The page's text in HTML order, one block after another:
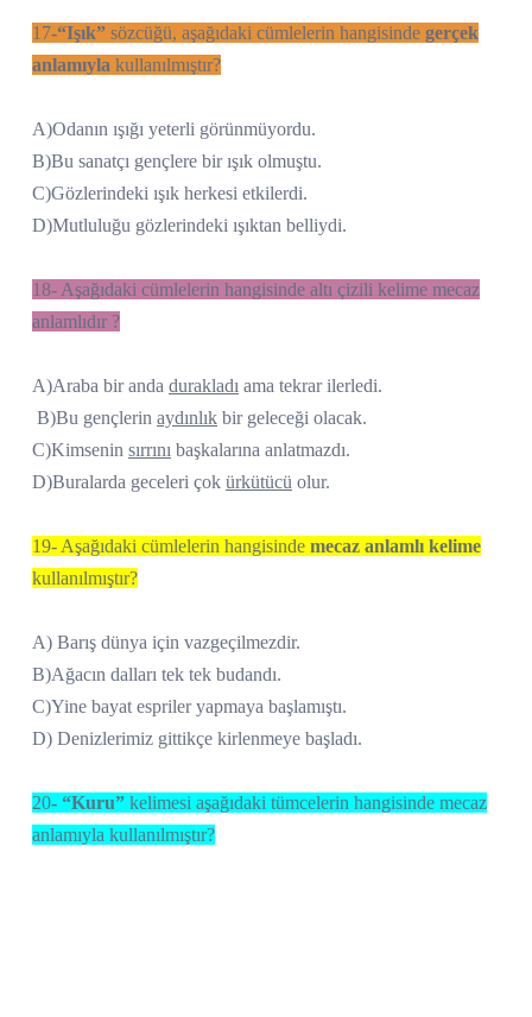
17-“Işık” sözcüğü, aşağıdaki cümlelerin hangisinde gerçek
anlamıyla kullanılmıştır?
A)Odanın ışığı yeterli görünmüyordu.
B)Bu sanatçı gençlere bir ışık olmuştu.
C)Gözlerindeki ışık herkesi etkilerdi.
D)Mutluluğu gözlerindeki ışıktan belliydi.
18- Aşağıdaki cümlelerin hangisinde altı çizili kelime mecaz
anlamlıdır ?
A)Araba bir anda durakladı ama tekrar ilerledi.
B)Bu gençlerin aydınlık bir geleceği olacak.
C)Kimsenin sırrını başkalarına anlatmazdı.
D)Buralarda geceleri çok ürkütücü olur.
19- Aşağıdaki cümlelerin hangisinde mecaz anlamlı kelime
kullanılmıştır?
A) Barış dünya için vazgeçilmezdir.
B)Ağacın dalları tek tek budandı.
C)Yine bayat espriler yapmaya başlamıştı.
D) Denizlerimiz gittikçe kirlenmeye başladı.
20- “Kuru” kelimesi aşağıdaki tümcelerin hangisinde mecaz
anlamıyla kullanılmıştır?